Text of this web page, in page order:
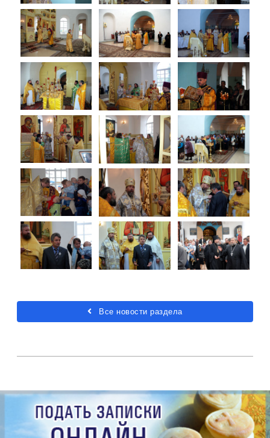
Все новости раздела